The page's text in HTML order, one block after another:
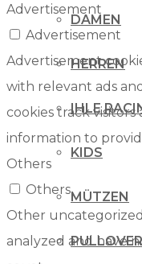
DAMEN
HERREN
IHLE
KIDS
MÜTZEN
PULLOVER
Advertisement
Advertisement
Advertisement
with relevant ads
cookies track
information to
Others
Others
Other
analyzed and have